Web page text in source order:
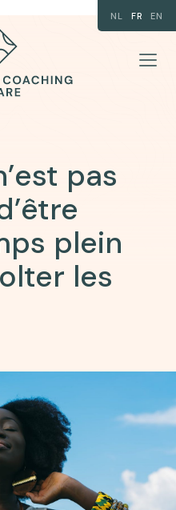
NL FR EN
pas
plein
les